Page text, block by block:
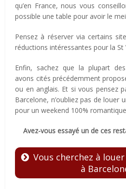
qu’en France, nous vous
possible une table pour avoir le
Pensez à réserver via certains
réductions intéressantes pour la St
Enfin, sachez que la plupart
avons cités précédemment
ou en anglais. Et si vous pensez
Barcelone, n’oubliez pas de louer
pour un weekend 100%
Avez-vous essayé un de ces
Vous cherchez à
à